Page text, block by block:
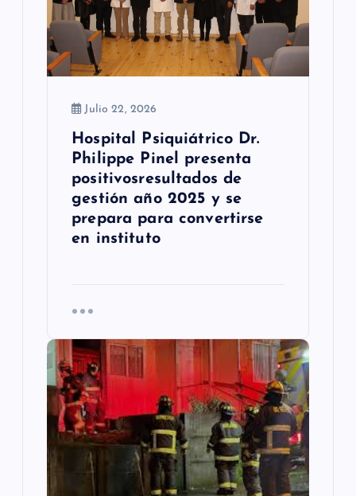
Julio 22, 2026
Hospital Psiquiátrico Dr.
Philippe Pinel presenta
positivosresultados de
gestión año 2025 y se
prepara para convertirse
en instituto